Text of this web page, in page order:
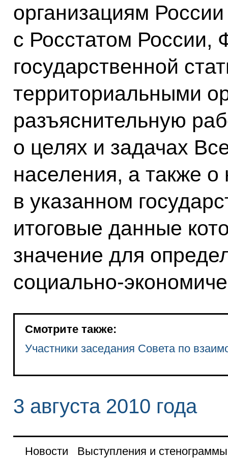
организациям
с Росстатом России,
государственной
территориальными
разъяснительную
о целях и задачах
населения, а также о
в указанном
итоговые данные
значение для
социально-
Смотрите также:
Участники заседания Совета по
3 августа 2010 года
Новости
Выступления и стенограммы